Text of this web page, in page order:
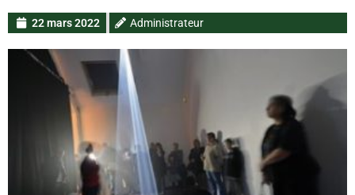
22 mars 2022 Administrateur